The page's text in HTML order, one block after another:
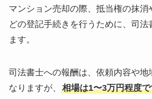
マンション売却の際、抵当権の抹消
どの登記手続きを行うために、司法
ます。
司法書士への報酬は、依頼内容や地
なりますが、 相場は1〜3万円程度